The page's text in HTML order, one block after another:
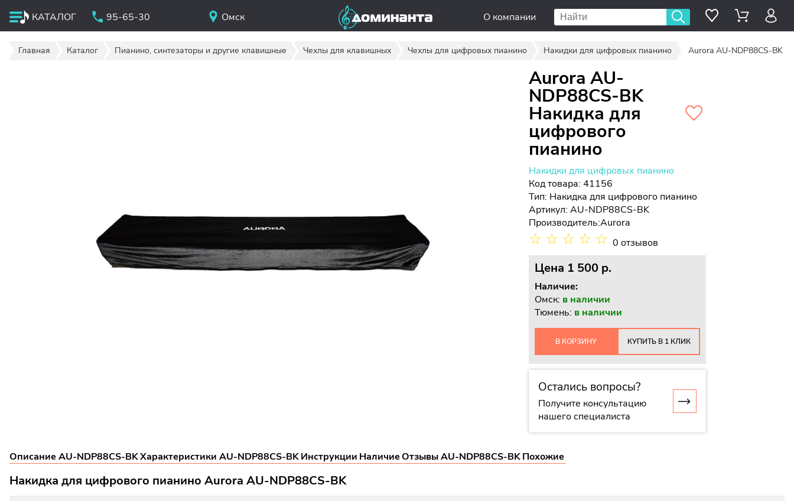
КАТАЛОГ 95-65-30 Омск О компании
Главная Каталог Пианино, синтезаторы и другие клавишные Чехлы для клавишных Чехлы для цифровых пианино Накидки для цифровых пианино Aurora AU-NDP88CS-BK
Aurora AU-
NDP88CS-BK
Накидка для
цифрового
пианино
Накидки для цифровых пианино
Код товара: 41156
Тип: Накидка для цифрового пианино
Артикул: AU-NDP88CS-BK
Производитель:Aurora
☆ ☆ ☆ ☆ ☆ 0 отзывов
Цена 1 500 p.
Наличие:
Омск: в наличии
Тюмень: в наличии
В КОРЗИНУ КУПИТЬ В 1 КЛИК
Остались вопросы?
Получите консультацию
нашего специалиста
Описание AU-NDP88CS-BKХарактеристики AU-NDP88CS-BKИнструкции НаличиеОтзывы AU-NDP88CS-BKПохожие
Накидка для цифрового пианино Aurora AU-NDP88CS-BK